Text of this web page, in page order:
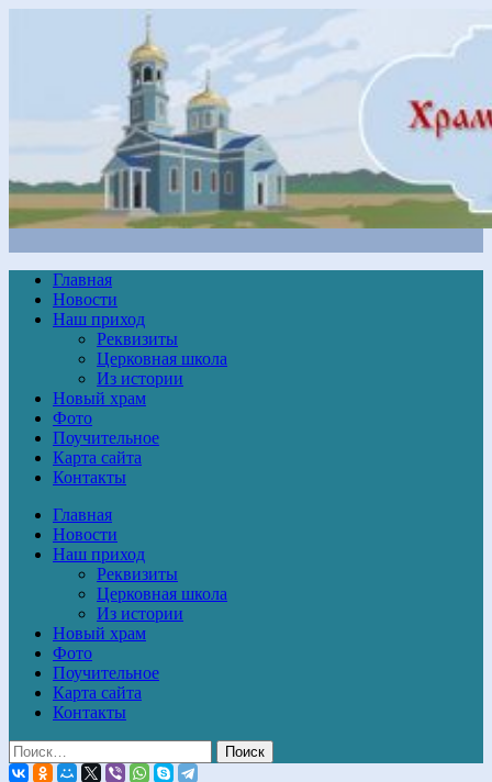
Главная
Новости
Наш приход
Реквизиты
Церковная школа
Из истории
Новый храм
Фото
Поучительное
Карта сайта
Контакты
Главная
Новости
Наш приход
Реквизиты
Церковная школа
Из истории
Новый храм
Фото
Поучительное
Карта сайта
Контакты